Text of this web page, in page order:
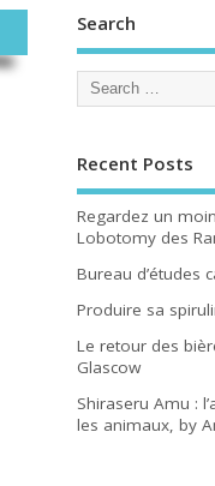
Search
Recent Posts
Regardez un
Lobotomy des
Bureau d’études
Produire sa
Le retour des
Glascow
Shiraseru Amu :
les animaux, by